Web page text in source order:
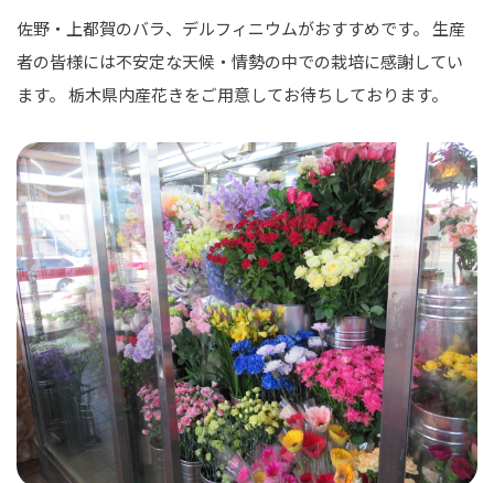
佐野・上都賀のバラ、デルフィニウムがおすすめです。 生産
者の皆様には不安定な天候・情勢の中での栽培に感謝してい
ます。 栃木県内産花きをご用意してお待ちしております。